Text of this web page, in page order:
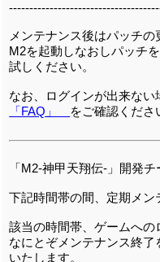
メンテナンス後はパッチの
M2を起動しなおしパッチ
試しください。
なお、ログインが出来な
「FAQ」
をご確認くださ
「M2-神甲天翔伝-」開発
下記時間帯の間、定期メン
該当の時間帯、ゲームへの
なにとぞメンテナンス終
いたします。